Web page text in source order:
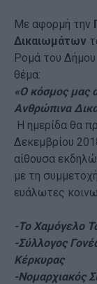
Με αφορμή την
Δικαιωμάτων
Ρομά του Δήμου
θέμα:
«Ο κόσμος μας
Ανθρώπινα
Η ημερίδα θα
Δεκεμβρίου
αίθουσα
με τη
ευάλωτες
-Το Χαμόγελο
-Σύλλογος
Κέρκυρας
-Νομαρχιακός